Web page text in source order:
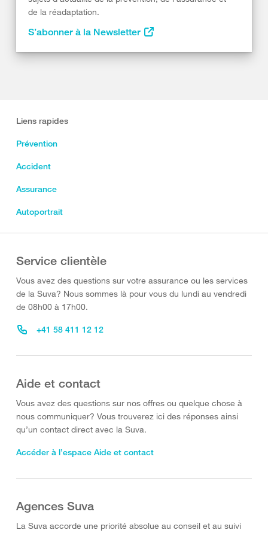
de la réadaptation.
S’abonner à la Newsletter
Liens rapides
Prévention
Accident
Assurance
Autoportrait
Service clientèle
Vous avez des questions sur votre assurance ou les services
de la Suva? Nous sommes là pour vous du lundi au vendredi
de 08h00 à 17h00.
+41 58 411 12 12
Aide et contact
Vous avez des questions sur nos offres ou quelque chose à
nous communiquer? Vous trouverez ici des réponses ainsi
qu’un contact direct avec la Suva.
Accéder à l’espace Aide et contact
Agences Suva
La Suva accorde une priorité absolue au conseil et au suivi